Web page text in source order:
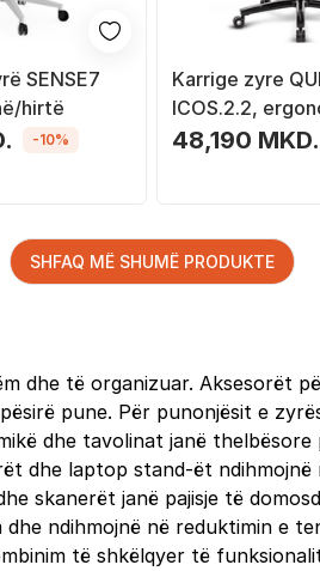
SENSE7
hirtë
-10%
Karrige zyre
ICOS.2.2,
tapiceri, blu
48,190 MKD.
SHFAQ MË SHUMË PRODUKTE
dhe të organizuar. Aksesorët
pune. Për punonjësit e
dhe tavolinat janë
dhe laptop stand-ët
skanerët janë pajisje të
ndihmojnë në reduktimin e
të shkëlqyer të